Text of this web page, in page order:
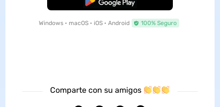
Windows • macOS • iOS • Android 100% Seguro
Comparte con su amigos